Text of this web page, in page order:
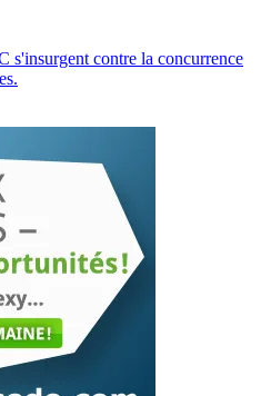
s'insurgent contre la concurrence